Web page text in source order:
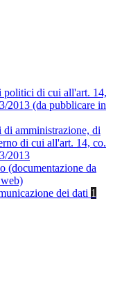
politici di cui all'art. 14,
2013 (da pubblicare in
amministrazione, di
di cui all'art. 14, co.
2013
(documentazione da
dei dati 1